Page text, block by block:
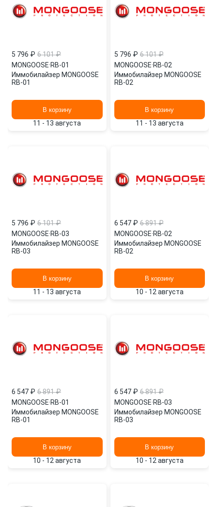
5 796 ₽ 6 101 ₽
MONGOOSE·RB-01
Иммобилайзер MONGOOSE
RB-01
В корзину
11 - 13 августа
5 796 ₽ 6 101 ₽
MONGOOSE·RB-02
Иммобилайзер MONGOOSE
RB-02
В корзину
11 - 13 августа
5 796 ₽ 6 101 ₽
MONGOOSE·RB-03
Иммобилайзер MONGOOSE
RB-03
В корзину
11 - 13 августа
6 547 ₽ 6 891 ₽
MONGOOSE·RB-02
Иммобилайзер MONGOOSE
RB-02
В корзину
10 - 12 августа
6 547 ₽ 6 891 ₽
MONGOOSE·RB-01
Иммобилайзер MONGOOSE
RB-01
В корзину
10 - 12 августа
6 547 ₽ 6 891 ₽
MONGOOSE·RB-03
Иммобилайзер MONGOOSE
RB-03
В корзину
10 - 12 августа